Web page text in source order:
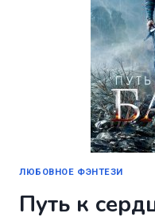
ЛЮБОВНОЕ ФЭНТЕЗИ
Путь к